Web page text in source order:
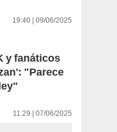
19:40 | 09/06/2025
y fanáticos
"Parece
11:29 | 07/06/2025